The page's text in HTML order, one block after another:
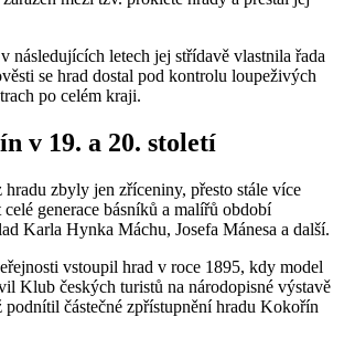
následujících letech jej střídavě vlastnila řada
se hrad dostal pod kontrolu loupeživých
po celém kraji.
v 19. a 20. století
zbyly jen zříceniny, přesto stále více
generace básníků a malířů období
Karla Hynka Máchu, Josefa Mánesa a další.
vstoupil hrad v roce 1895, kdy model
Klub českých turistů na národopisné výstavě
podnítil částečné zpřístupnění hradu Kokořín